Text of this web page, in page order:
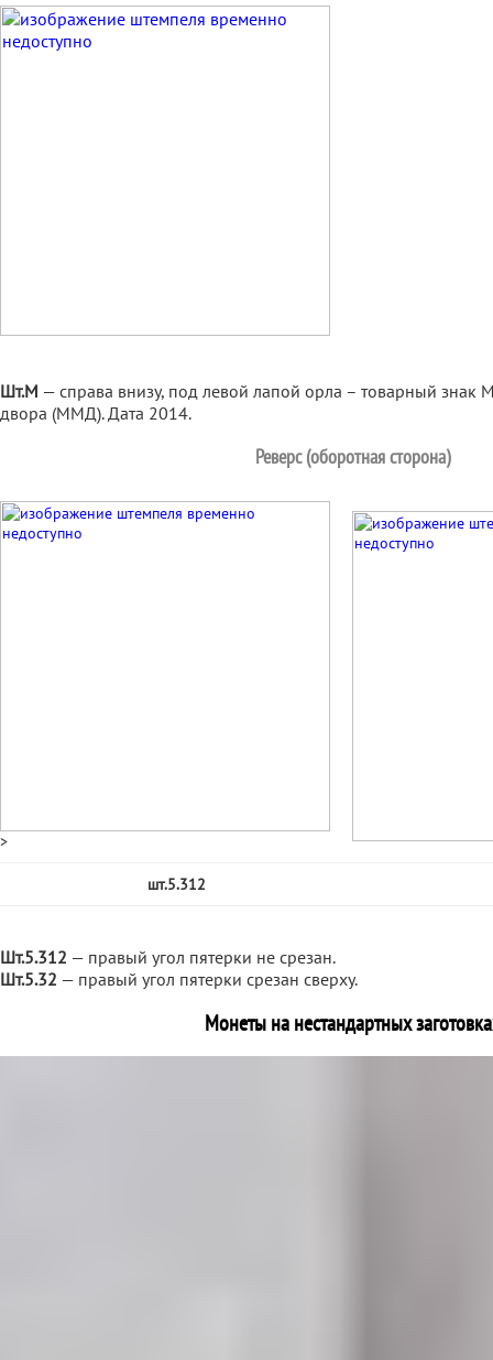
Шт.М — справа внизу, под левой лапой орла – товарный знак
двора (ММД). Дата 2014.
Реверс (оборотная сторона)
>
шт.5.312
Шт.5.312 — правый угол пятерки не срезан.
Шт.5.32 — правый угол пятерки срезан сверху.
Монеты на нестандартных